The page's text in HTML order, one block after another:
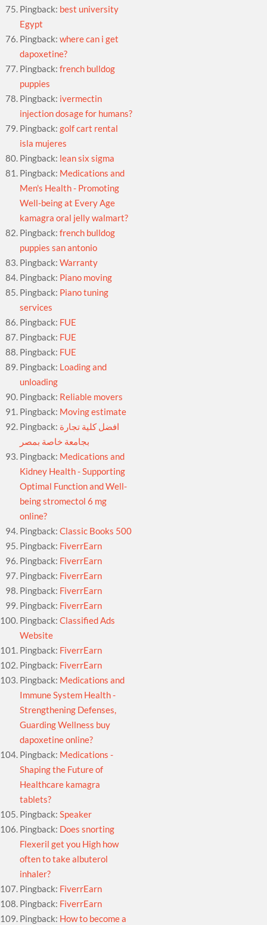
Pingback: best university
Egypt
Pingback:where can i get
dapoxetine?
Pingback:french bulldog
puppies
Pingback: ivermectin
injection dosage for humans?
Pingback:golf cart rental
isla mujeres
Pingback: lean six sigma
Pingback: Medications and
Men's Health - Promoting
Well-being at Every Age
kamagra oral jelly walmart?
Pingback:french bulldog
puppies san antonio
Pingback:Warranty
Pingback: Piano moving
Pingback: Piano tuning
services
Pingback: FUE
Pingback: FUE
Pingback: FUE
Pingback: Loading and
unloading
Pingback: Reliable movers
Pingback: Moving estimate
Pingback: افضل كلية تجارة
بجامعة خاصة بمصر
Pingback: Medications and
Kidney Health - Supporting
Optimal Function and Well-
being stromectol 6 mg
online?
Pingback:Classic Books 500
Pingback: FiverrEarn
Pingback: FiverrEarn
Pingback: FiverrEarn
Pingback: FiverrEarn
Pingback: FiverrEarn
Pingback:Classified Ads
Website
Pingback: FiverrEarn
Pingback: FiverrEarn
Pingback: Medications and
Immune System Health -
Strengthening Defenses,
Guarding Wellness buy
dapoxetine online?
Pingback: Medications -
Shaping the Future of
Healthcare kamagra
tablets?
Pingback:Speaker
Pingback: Does snorting
Flexeril get you High how
often to take albuterol
inhaler?
Pingback: FiverrEarn
Pingback: FiverrEarn
Pingback: How to become a